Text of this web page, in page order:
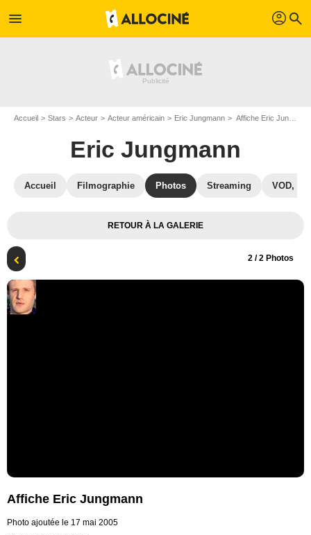
menu profil search
Accueil Stars Acteur Acteur américain Eric Jungmann Affiche Eric Jungmann
Eric Jungmann
Accueil Filmographie Photos Streaming VOD,
RETOUR À LA GALERIE
2 / 2 Photos
Affiche Eric Jungmann
Photo ajoutée le 17 mai 2005